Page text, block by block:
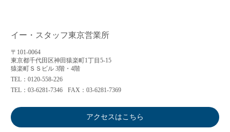
イー・スタッフ東京営業所
〒101-0064
東京都千代田区神田猿楽町1丁目5-15
猿楽町ＳＳビル 3階・4階
TEL：0120-558-226
TEL：03-6281-7346
FAX：03-6281-7369
アクセスはこちら